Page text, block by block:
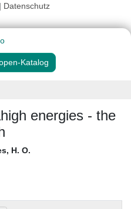
| Datenschutz
Katalog
energies - the
H. O.